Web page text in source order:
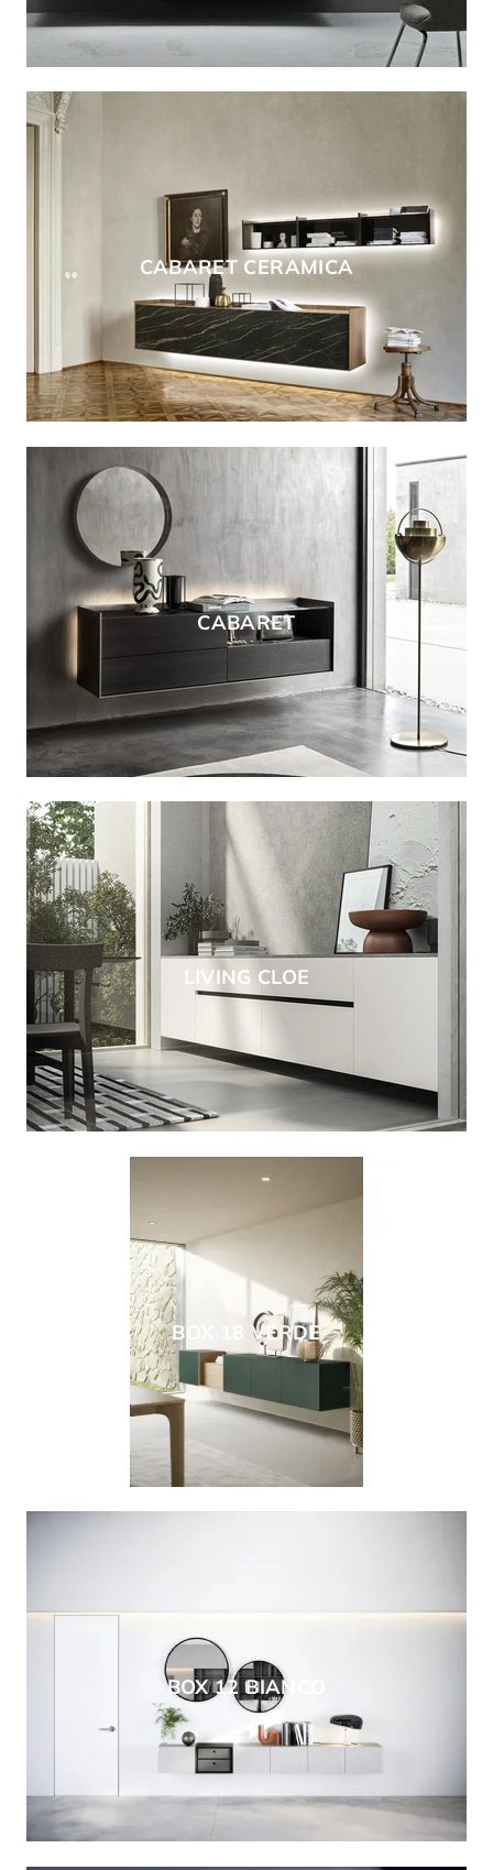
CABARET CERAMICA
CABARET
LIVING CLOE
BOX 18 VERDE
BOX 12 BIANCO